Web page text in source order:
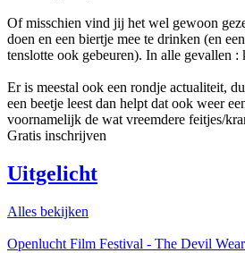
Of misschien vind jij het wel gewoon
doen en een biertje mee te drinken (en
tenslotte ook gebeuren). In alle gevallen :
Er is meestal ook een rondje actualiteit,
een beetje leest dan helpt dat ook weer
voornamelijk de wat vreemdere feitjes/
Gratis inschrijven
Uitgelicht
Alles bekijken
Openlucht Film Festival - The Devil